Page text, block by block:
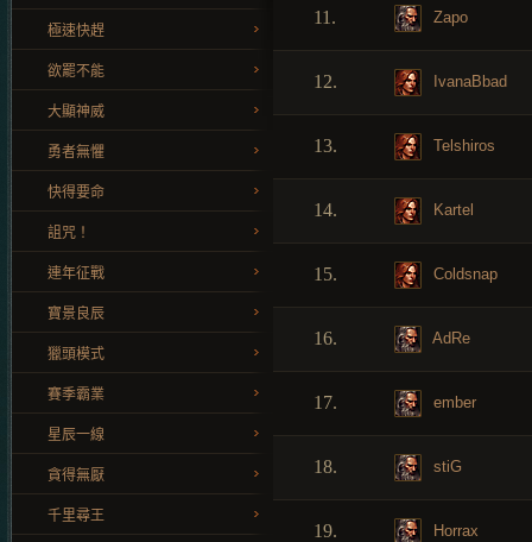
極速快趕
欲罷不能
大顯神威
勇者無懼
快得要命
詛咒！
連年征戰
寶景良辰
獵頭模式
賽季霸業
星辰一線
貪得無厭
千里尋王
11. Zapo
12. IvanaBbad
13. Telshiros
14. Kartel
15. Coldsnap
16. AdRe
17. ember
18. stiG
19. Horrax